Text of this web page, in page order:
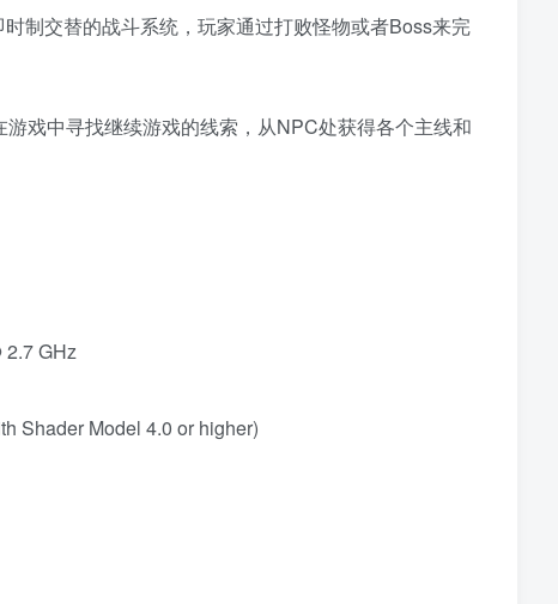
制交替的战斗系统，玩家通过打败怪物或者Boss来完
戏中寻找继续游戏的线索，从NPC处获得各个主线和
2.7 GHz
Shader Model 4.0 or higher)